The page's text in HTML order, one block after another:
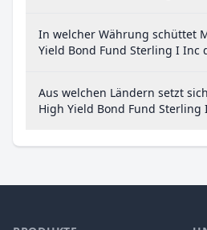
In welcher Währung schüttet
Yield Bond Fund Sterling I Inc
Aus welchen Ländern setzt
High Yield Bond Fund Sterling